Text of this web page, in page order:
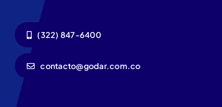
(322) 847-6400
contacto@godar.com.co